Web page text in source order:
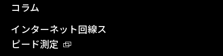
コラム
インターネット回線ス
ピード測定